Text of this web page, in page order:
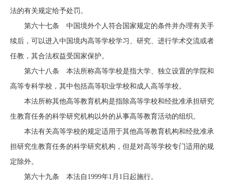
法的有关规定给予处罚。
第六十七条 中国境外个人符合国家规定的条件并办理有关手
续后，可以进入中国境内高等学校学习、研究、进行学术交流或者
任教，其合法权益受国家保护。
第六十八条 本法所称高等学校是指大学、独立设置的学院和
高等专科学校，其中包括高等职业学校和成人高等学校。
本法所称其他高等教育机构是指除高等学校和经批准承担研究
生教育任务的科学研究机构以外的从事高等教育活动的组织。
本法有关高等学校的规定适用于其他高等教育机构和经批准承
担研究生教育任务的科学研究机构，但是对高等学校专门适用的规
定除外。
第六十九条 本法自1999年1月1日起施行。